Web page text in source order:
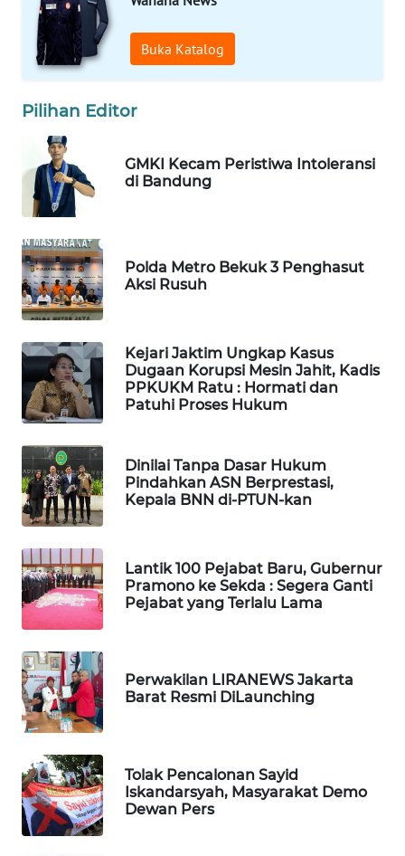
Buka Katalog
Pilihan Editor
GMKI Kecam Peristiwa Intoleransi
di Bandung
Polda Metro Bekuk 3 Penghasut
Aksi Rusuh
Kejari Jaktim Ungkap Kasus
Dugaan Korupsi Mesin Jahit, Kadis
PPKUKM Ratu : Hormati dan
Patuhi Proses Hukum
Dinilai Tanpa Dasar Hukum
Pindahkan ASN Berprestasi,
Kepala BNN di-PTUN-kan
Lantik 100 Pejabat Baru, Gubernur
Pramono ke Sekda : Segera Ganti
Pejabat yang Terlalu Lama
Perwakilan LIRANEWS Jakarta
Barat Resmi DiLaunching
Tolak Pencalonan Sayid
Iskandarsyah, Masyarakat Demo
Dewan Pers
WN
LANGKAT
WN
SELATAN
WN
TANJUNG
WN
KARO
WN
SIMALUNGUN
WN
WN
TAPANULI
TENGAH
WN DELI
SERDANG
WN
TEBING
TINGGI
WN
PAKPAK
WN
KARAWANG